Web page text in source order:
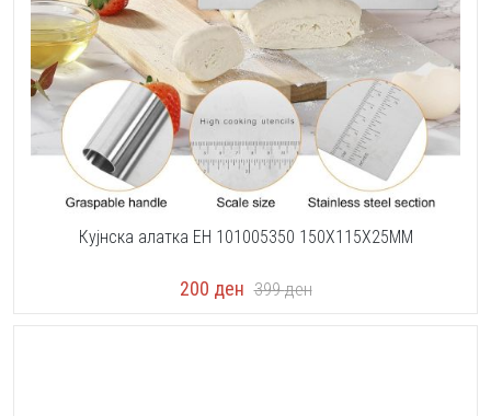
Кујнска алатка EH 101005350 150X115X25MM
200 ден 399ден